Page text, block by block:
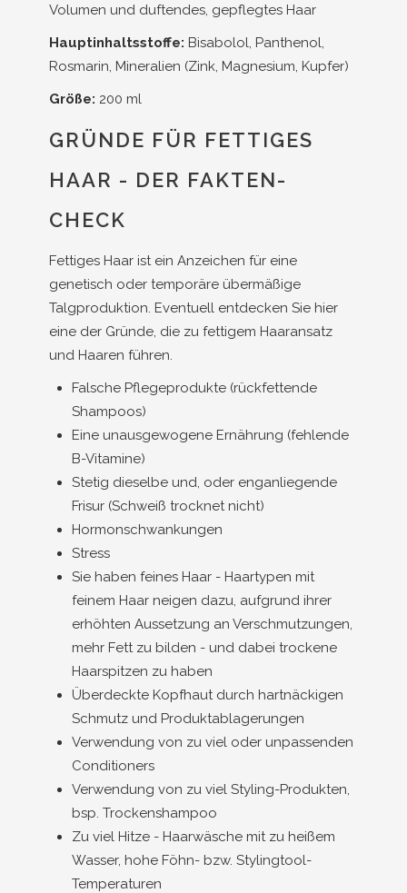
Volumen und duftendes, gepflegtes Haar
Hauptinhaltsstoffe: Bisabolol, Panthenol,
Rosmarin, Mineralien (Zink, Magnesium, Kupfer)
Größe: 200 ml
GRÜNDE FÜR FETTIGES
HAAR - DER FAKTEN-
CHECK
Fettiges Haar ist ein Anzeichen für eine
genetisch oder temporäre übermäßige
Talgproduktion. Eventuell entdecken Sie hier
eine der Gründe, die zu fettigem Haaransatz
und Haaren führen.
Falsche Pflegeprodukte (rückfettende
Shampoos)
Eine unausgewogene Ernährung (fehlende
B-Vitamine)
Stetig dieselbe und, oder enganliegende
Frisur (Schweiß trocknet nicht)
Hormonschwankungen
Stress
Sie haben feines Haar - Haartypen mit
feinem Haar neigen dazu, aufgrund ihrer
erhöhten Aussetzung an Verschmutzungen,
mehr Fett zu bilden - und dabei trockene
Haarspitzen zu haben
Überdeckte Kopfhaut durch hartnäckigen
Schmutz und Produktablagerungen
Verwendung von zu viel oder unpassenden
Conditioners
Verwendung von zu viel Styling-Produkten,
bsp. Trockenshampoo
Zu viel Hitze - Haarwäsche mit zu heißem
Wasser, hohe Föhn- bzw. Stylingtool-
Temperaturen